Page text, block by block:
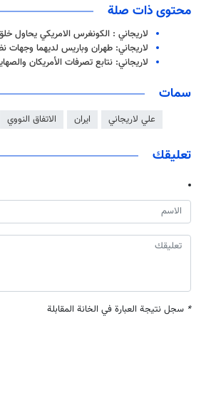
محتوى ذات صلة
لاريجاني : الكونغرس الامريكي يحاول
لاريجاني: طهران وباريس لديهما وجهات
لاريجاني: نتابع تصرفات الأمريكان
سمات
علي لاريجاني ايران الاتفاق النووي
تعليقك
* سجل نتيجة العبارة في الخانة المقابلة